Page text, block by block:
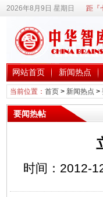
2026年8月9日 星期日 距『
网站首页 新闻热点
当前位置： 首页> 新闻热点 >
要闻热帖
时间：2012-